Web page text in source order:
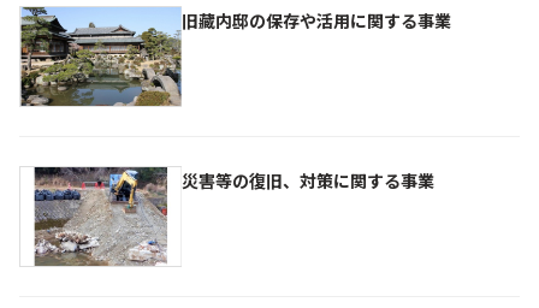
旧藏内邸の保存や活用に関する事業
災害等の復旧、対策に関する事業